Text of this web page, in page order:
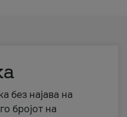
без најава на
бројот на